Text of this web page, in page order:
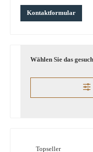
Kontaktformular
Wählen Sie das